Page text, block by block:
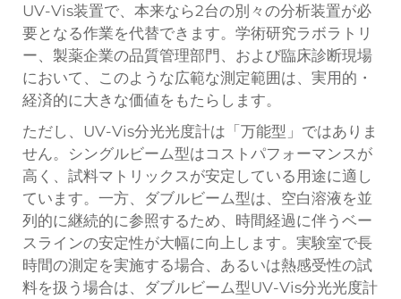
UV-Vis装置で、本来なら2台の別々の分析装置が必
要となる作業を代替できます。学術研究ラボラトリ
ー、製薬企業の品質管理部門、および臨床診断現場
において、このような広範な測定範囲は、実用的・
経済的に大きな価値をもたらします。
ただし、UV-Vis分光光度計は「万能型」ではありま
せん。シングルビーム型はコストパフォーマンスが
高く、試料マトリックスが安定している用途に適し
ています。一方、ダブルビーム型は、空白溶液を並
列的に継続的に参照するため、時間経過に伴うベー
スラインの安定性が大幅に向上します。実験室で長
時間の測定を実施する場合、あるいは熱感受性の試
料を扱う場合は、ダブルビーム型UV-Vis分光光度計